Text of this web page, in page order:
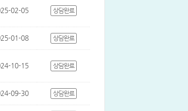
02-05 상담완료
01-08 상담완료
10-15 상담완료
09-30 상담완료